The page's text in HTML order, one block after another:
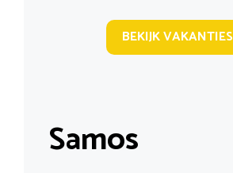
BEKIJK VAKANTIES
Samos